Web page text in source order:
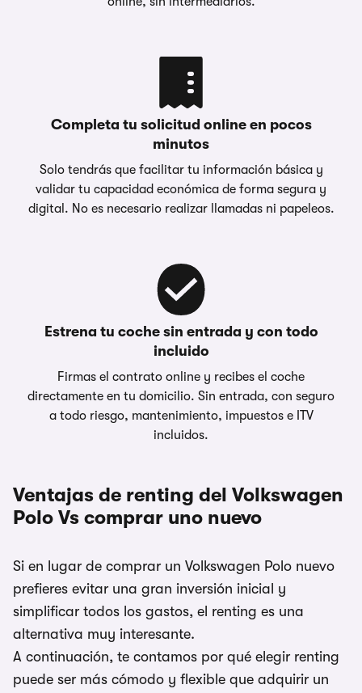
Completa tu solicitud online en pocos
minutos
Solo tendrás que facilitar tu información básica y
validar tu capacidad económica de forma segura y
digital. No es necesario realizar llamadas ni papeleos.
Estrena tu coche sin entrada y con todo
incluido
Firmas el contrato online y recibes el coche
directamente en tu domicilio. Sin entrada, con seguro
a todo riesgo, mantenimiento, impuestos e ITV
incluidos.
Ventajas de renting del Volkswagen
Polo Vs comprar uno nuevo
Si en lugar de comprar un Volkswagen Polo nuevo
prefieres evitar una gran inversión inicial y
simplificar todos los gastos, el renting es una
alternativa muy interesante.
A continuación, te contamos por qué elegir renting
puede ser más cómodo y flexible que adquirir un